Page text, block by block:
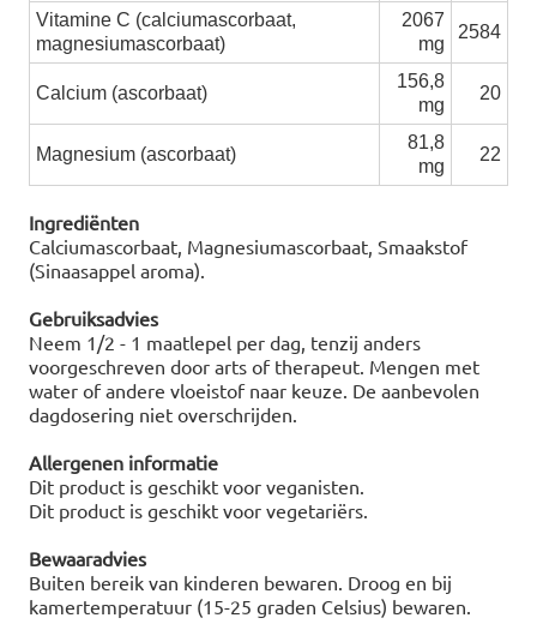
Vitamine C (calciumascorbaat,
magnesiumascorbaat)
2067
mg
2584
Calcium (ascorbaat)
156,8
mg
20
Magnesium (ascorbaat)
81,8
mg
22
Ingrediënten
Calciumascorbaat, Magnesiumascorbaat, Smaakstof
(Sinaasappel aroma).
Gebruiksadvies
Neem 1/2 - 1 maatlepel per dag, tenzij anders
voorgeschreven door arts of therapeut. Mengen met
water of andere vloeistof naar keuze. De aanbevolen
dagdosering niet overschrijden.
Allergenen informatie
Dit product is geschikt voor veganisten.
Dit product is geschikt voor vegetariërs.
Bewaaradvies
Buiten bereik van kinderen bewaren. Droog en bij
kamertemperatuur (15-25 graden Celsius) bewaren.